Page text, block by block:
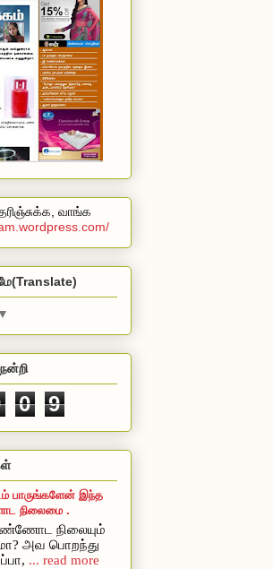
வாங்க
0 9
பாருங்களேன் இந்த
நிலைமை .
நிலையும்
அவ பொறந்து
... read more